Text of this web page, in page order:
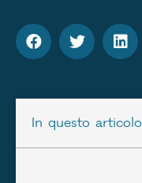
In questo articolo